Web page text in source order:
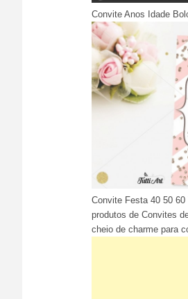
Convite Anos Idade
Convite Festa 40 50
produtos de Convites
cheio de charme para